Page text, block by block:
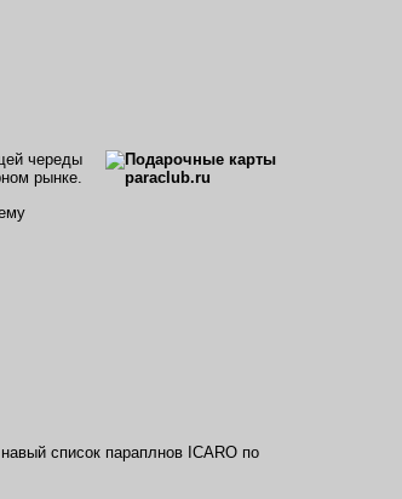
череды
рынке.
список параплнов ICARO по